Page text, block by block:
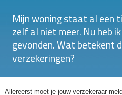
Mijn woning staat al een
zelf al niet meer. Nu heb
gevonden. Wat betekent
verzekeringen?
Allereerst moet je jouw verzekeraar